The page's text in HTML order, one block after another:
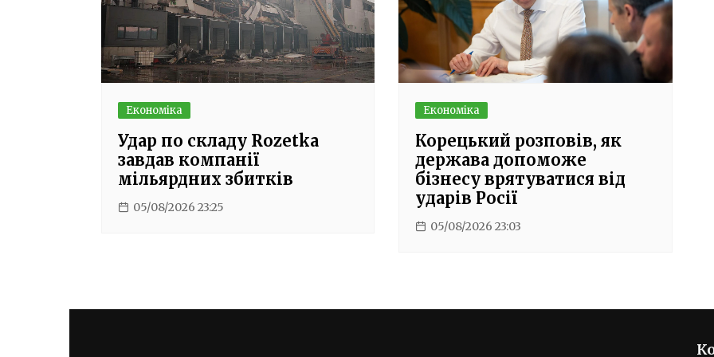
Економіка
Удар по складу Rozetka
завдав компанії
мільярдних збитків
05/08/2026 23:25
Економіка
Корецький розповів, як
держава допоможе
бізнесу врятуватися від
ударів Росії
05/08/2026 23:03